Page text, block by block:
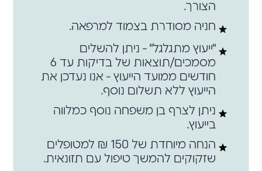
הצורך.
חניה מסודרת בצמוד למרפאה.
"ייעוץ מתגלגל" - ניתן להשלים
מסמכים/תוצאות של בדיקות עד 6
חודשים ממועד הייעוץ - אנו נעדכן את
הייעוץ ללא תשלום נוסף.
ניתן לצרף בן משפחה נוסף כמלווה
בייעוץ.
הנחה מיוחדת של 150 ₪ למטופלים
שזקוקים להמשך טיפול עם תזונאית.